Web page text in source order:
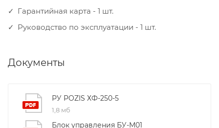
Гарантийная карта - 1 шт.
Руководство по эксплуатации - 1 шт.
Документы
РУ POZIS ХФ-250-5
1,8 мб
Блок управления БУ-М01